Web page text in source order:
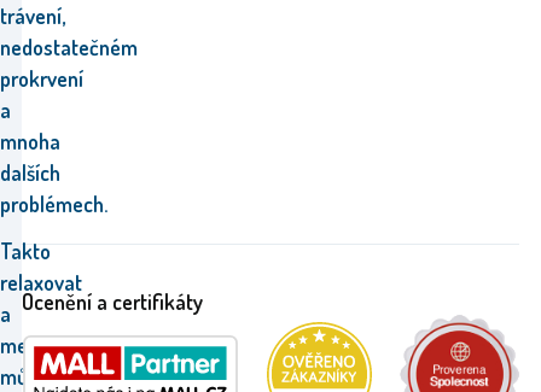
trávení,
nedostatečném
prokrvení
a
mnoha
dalších
problémech.
Takto
relaxovat
a
meditovat
můžete
Ocenění a certifikáty